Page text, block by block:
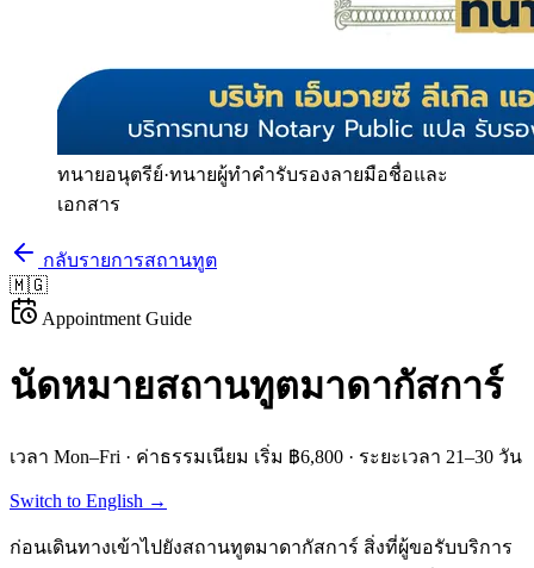
ทนายอนุตรีย์·ทนายผู้ทำคำรับรองลายมือชื่อและ
เอกสาร
กลับรายการสถานทูต
🇲🇬
Appointment Guide
นัดหมายสถานทูตมาดากัสการ์
เวลา Mon–Fri · ค่าธรรมเนียม เริ่ม ฿6,800 · ระยะเวลา 21–30 วัน
Switch to English →
ก่อนเดินทางเข้าไปยังสถานทูตมาดากัสการ์ สิ่งที่ผู้ขอรับบริการ